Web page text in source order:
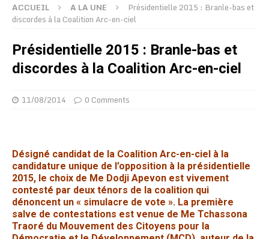
ACCUEIL A LA UNE
Présidentielle 2015 : Branle-bas et
discordes à la Coalition Arc-en-ciel
Présidentielle 2015 : Branle-bas et
discordes à la Coalition Arc-en-ciel
11/08/2014 0 Comments
Désigné candidat de la Coalition Arc-en-ciel à la
candidature unique de l’opposition à la présidentielle
2015, le choix de Me Dodji Apevon est vivement
contesté par deux ténors de la coalition qui
dénoncent un « simulacre de vote ». La première
salve de contestations est venue de Me Tchassona
Traoré du Mouvement des Citoyens pour la